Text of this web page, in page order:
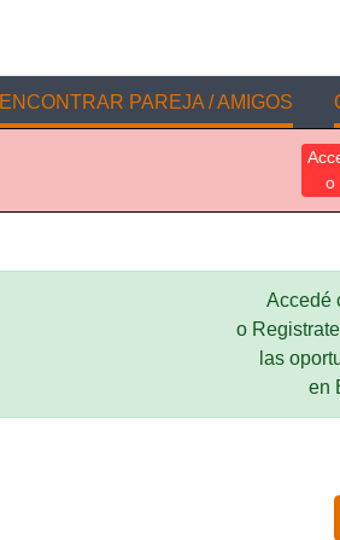
ENCONTRAR PAREJA / AMIGOS
o
Accedé
o
las
en